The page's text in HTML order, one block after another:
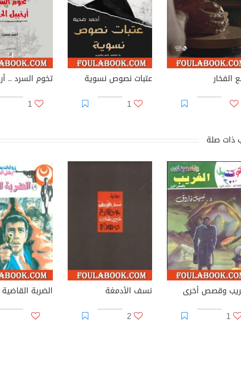
الفخار
عتبات نصوص نسوية
1
1
ذات صلة
وقصص أخرى
1
نسف الأدمغة
2